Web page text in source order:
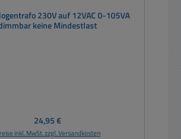
230V auf 12VAC 0-105VA
keine Mindestlast
Regulärer Preis:
24,95 €
inkl. MwSt. zzgl. Versandkosten